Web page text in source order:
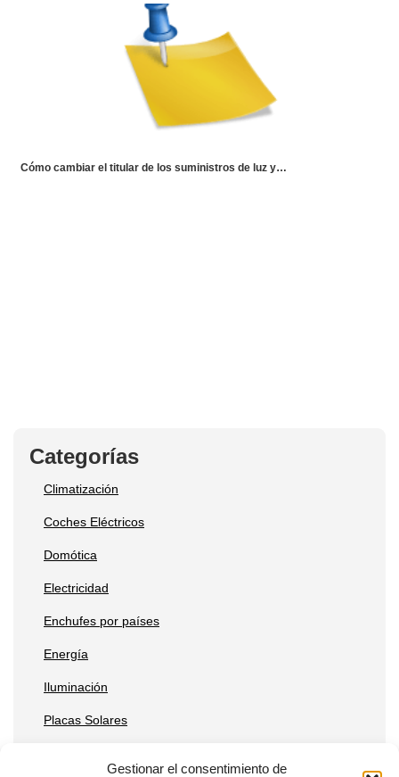
Gestionar el consentimiento de
Cómo cambiar el titular de los suministros de luz y…
Categorías
Climatización
Coches Eléctricos
Domótica
Electricidad
Enchufes por países
Energía
Iluminación
Placas Solares